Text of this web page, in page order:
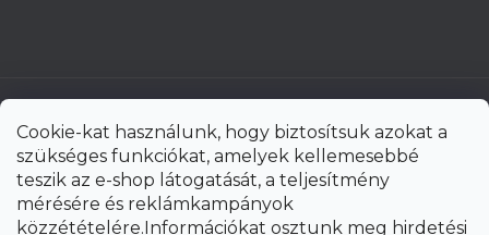
Cookie-kat használunk, hogy biztosítsuk azokat a
szükséges funkciókat, amelyek kellemesebbé
teszik az e-shop látogatását, a teljesítmény
mérésére és reklámkampányok
közzétételére.Információkat osztunk meg hirdetési